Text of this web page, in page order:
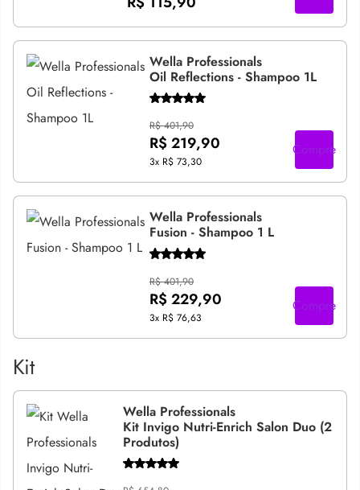
Wella Professionals
Oil Reflections - Shampoo 1L
R$ 401,90
R$ 219,90
3x R$ 73,30
Compre
Wella Professionals
Fusion - Shampoo 1 L
R$ 401,90
R$ 229,90
3x R$ 76,63
Compre
Kit
Wella Professionals
Kit Invigo Nutri-Enrich Salon Duo (2
Produtos)